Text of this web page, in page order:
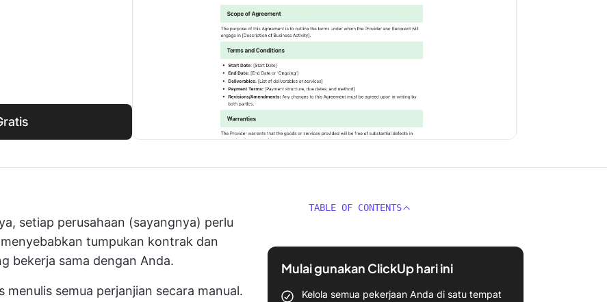
setiap perusahaan (sayangnya) perlu
tumpukan kontrak dan
bekerja sama dengan Anda.
semua perjanjian secara manual.
TABLE OF CONTENTS
Mulai gunakan ClickUp hari ini
Kelola semua pekerjaan Anda di satu tempat